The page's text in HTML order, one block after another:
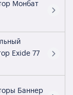
Монбат
Exide 77
Баннер